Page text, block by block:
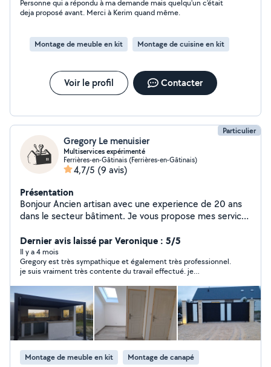
Personne qui a répondu à ma demande mais quelqu'un c'était
deja proposé avant. Merci à Kerim quand même.
Montage de meuble en kit Montage de cuisine en kit
Voir le profil Contacter
Particulier
Gregory Le menuisier
Multiservices expérimenté
Ferrières-en-Gâtinais (Ferrières-en-Gâtinais)
4,7/5 (9 avis)
Présentation
Bonjour Ancien artisan avec une experience de 20 ans
dans le secteur bâtiment. Je vous propose mes services
béton La pose de carrelage, faïence La pose de
parquet collé ou flottant La pose de clôture, portail et
motorisation Nice La réalisation d ouvrage maçonné .
Double et cloisons placo. Je suis joignable pour toutes
demandes et dépannage divers. Travail soigné et délais
respectés.
Dernier avis laissé par Veronique : 5/5
Il y a 4 mois
Gregory est très sympathique et également très professionnel.
je suis vraiment très contente du travail effectué. je
Montage de meuble en kit Montage de canapé